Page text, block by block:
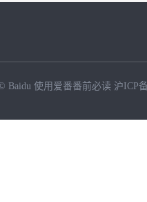
Baidu 使用爱番番前必读 沪ICP